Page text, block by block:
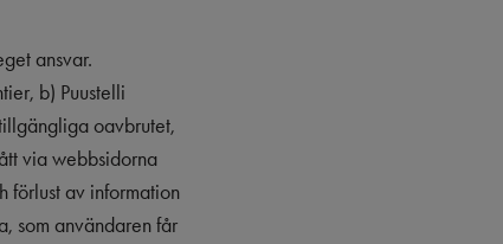
ansvar.
b) Puustelli
oavbrutet,
via webbsidorna
förlust av information
som användaren får